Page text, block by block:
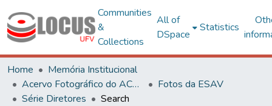
Communities
&
Collections
All of
DSpace
Statistics
Home
Memória Institucional
Acervo Fotográfico do ACH-UFV
Fotos da ESAV
Série Diretores
Search